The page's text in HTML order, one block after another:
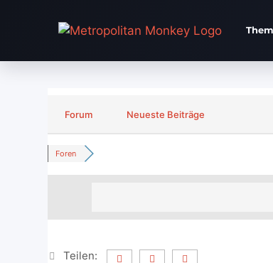
Forum Neueste Beiträge
Foren
Teilen: